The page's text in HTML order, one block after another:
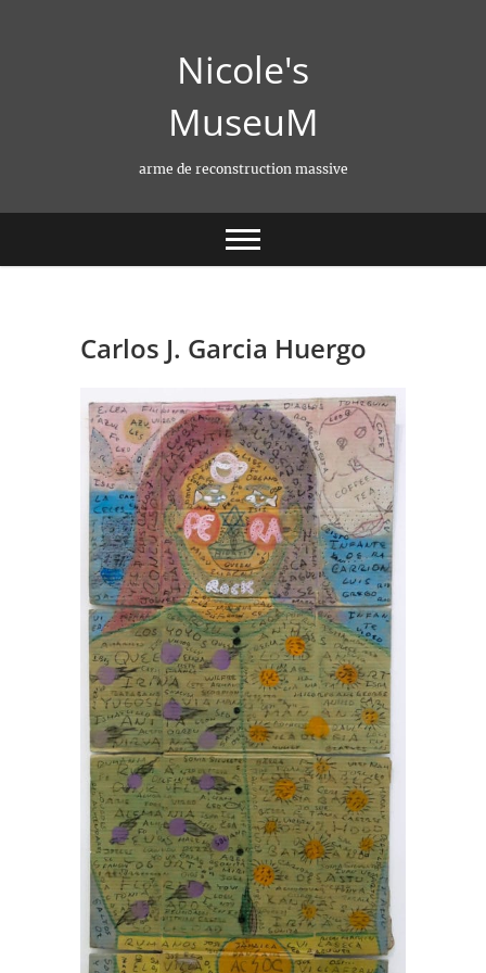
Nicole's
MuseuM
arme de reconstruction massive
Carlos J. Garcia Huergo